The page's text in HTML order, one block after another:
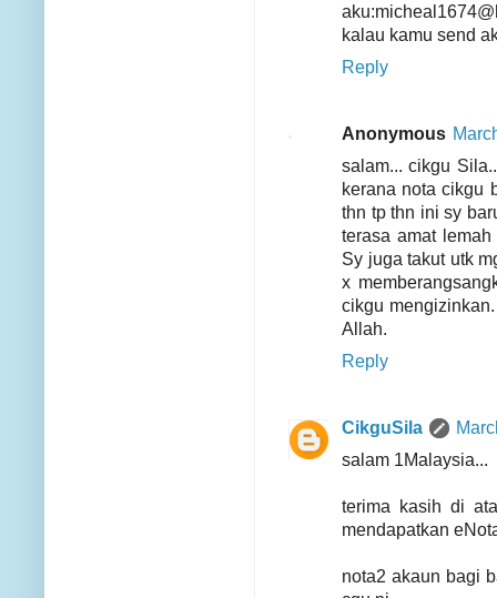
kalau kamu send
Reply
Anonymous
salam... cikgu
kerana nota cikgu
thn tp thn ini sy
terasa amat
Sy juga takut utk
x
cikgu
Allah.
Reply
CikguSila
salam 1Malaysia...
terima kasih di
mendapatkan
nota2 akaun bagi